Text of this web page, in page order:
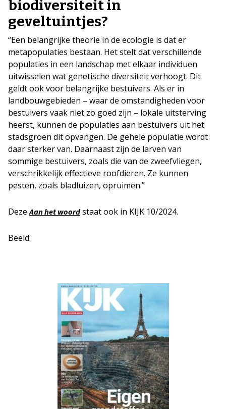
biodiversiteit in
geveltuintjes?
“Een belangrijke theorie in de ecologie is dat er
metapopulaties bestaan. Het stelt dat verschillende
populaties in een landschap met elkaar individuen
uitwisselen wat genetische diversiteit verhoogt. Dit
geldt ook voor belangrijke bestuivers. Als er in
landbouwgebieden – waar de omstandigheden voor
bestuivers vaak niet zo goed zijn – lokale uitsterving
heerst, kunnen de populaties aan bestuivers uit het
stadsgroen dit opvangen. De gehele populatie wordt
daar sterker van. Daarnaast zijn de larven van
sommige bestuivers, zoals die van de zweefvliegen,
verschrikkelijk effectieve roofdieren. Ze kunnen
pesten, zoals bladluizen, opruimen.”
DezeAan het woordstaat ook in KIJK 10/2024.
Beeld: